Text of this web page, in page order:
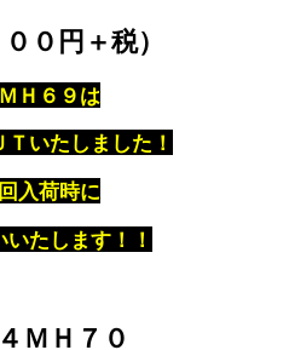
０円＋税）
Ｈ６９は
いたしました！
入荷時に
たします！！
ＭＨ７０